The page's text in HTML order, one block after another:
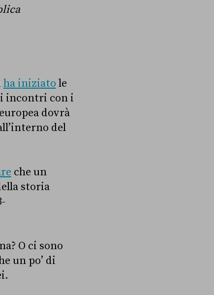
ha iniziato le
incontri con i
dovrà
del
che un
storia
O ci sono
un po’ di